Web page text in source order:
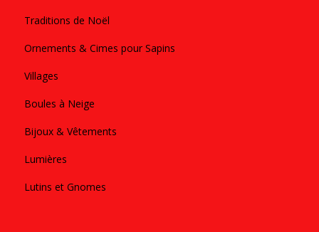
Traditions de Noël
Ornements & Cimes pour Sapins
Villages
Boules à Neige
Bijoux & Vêtements
Lumières
Lutins et Gnomes